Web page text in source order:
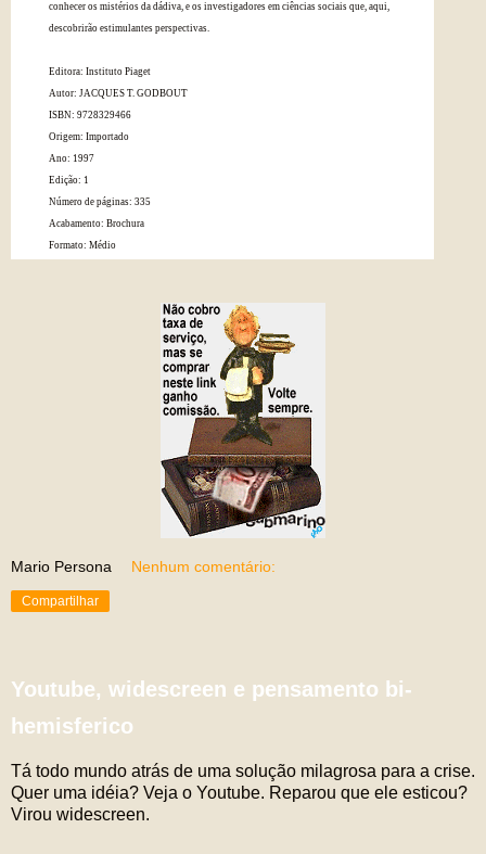
conhecer os mistérios da dádiva, e os investigadores em ciências sociais que, aqui,
descobrirão estimulantes perspectivas.
Editora: Instituto Piaget
Autor: JACQUES T. GODBOUT
ISBN: 9728329466
Origem: Importado
Ano: 1997
Edição: 1
Número de páginas: 335
Acabamento: Brochura
Formato: Médio
Mario Persona Nenhum comentário:
Compartilhar
Youtube, widescreen e pensamento bi-
hemisferico
Tá todo mundo atrás de uma solução milagrosa para a crise.
Quer uma idéia? Veja o Youtube. Reparou que ele esticou?
Virou widescreen.